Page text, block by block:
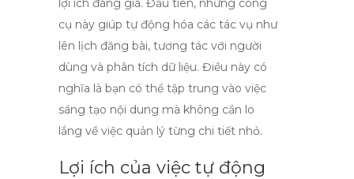
lợi ích đáng giá. Đầu tiên, những công
cụ này giúp tự động hóa các tác vụ như
lên lịch đăng bài, tương tác với người
dùng và phân tích dữ liệu. Điều này có
nghĩa là bạn có thể tập trung vào việc
sáng tạo nội dung mà không cần lo
lắng về việc quản lý từng chi tiết nhỏ.
Lợi ích của việc tự động